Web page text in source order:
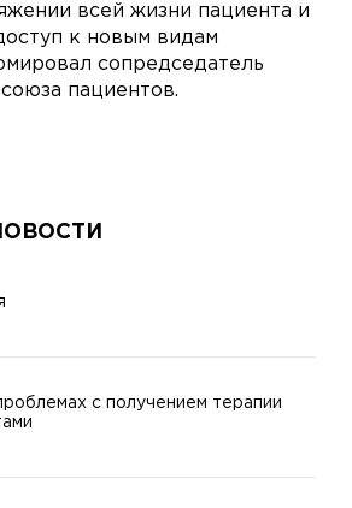
всей жизни пациента и
к новым видам
сопредседатель
пациентов.
с получением терапии